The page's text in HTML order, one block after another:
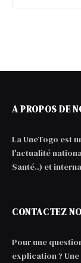
A PROPOS DE
La UneTogo est
l'actualité
Santé..) et
CONTACTEZ
Pour une
explication ?